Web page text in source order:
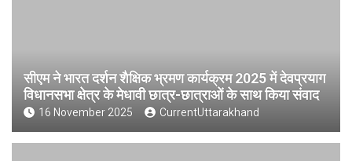
सीएम ने भारत दर्शन शैक्षिक भ्रमण कार्यक्रम 2025 में देवप्रयाग
विधानसभा क्षेत्र के मेधावी छात्र-छात्राओं के साथ किया संवाद
16 November 2025 CurrentUttarakhand